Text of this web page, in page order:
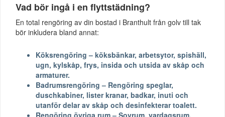
Vad bör ingå i en flyttstädning?
En total rengöring av din bostad i Branthult från golv till tak
bör inkludera bland annat:
Köksrengöring – köksbänkar, arbetsytor, spishäll,
ugn, kylskåp, frys, insida och utsida av skåp och
armaturer.
Badrumsrengöring – Rengöring speglar,
duschkabiner, lister kranar, badkar, inuti och
utanför delar av skåp och desinfekterar toalett.